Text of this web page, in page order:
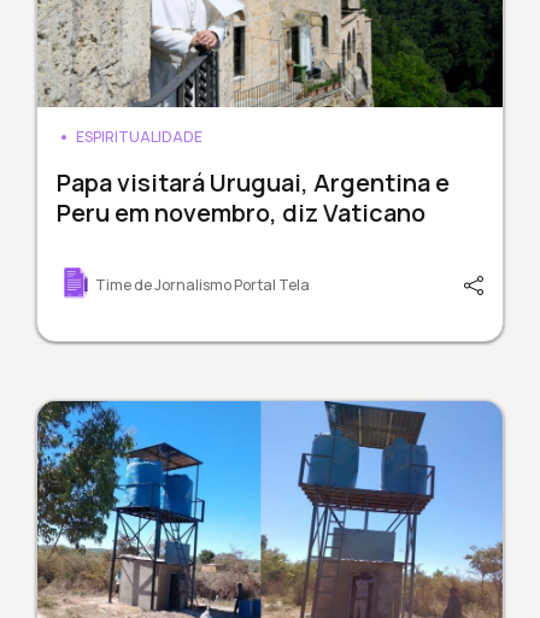
ESPIRITUALIDADE
Papa visitará Uruguai, Argentina e
Peru em novembro, diz Vaticano
Time de Jornalismo Portal Tela